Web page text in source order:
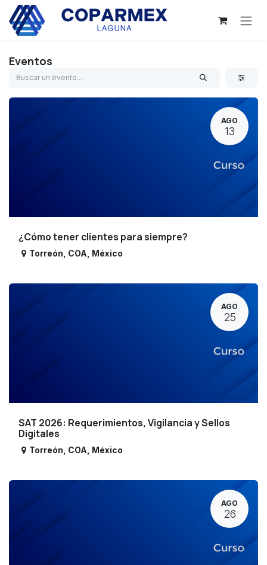
Ir al contenido
Eventos
AGO
13
¿Cómo tener clientes para siempre?
Torreón COA México
AGO
25
SAT 2026: Requerimientos, Vigilancia y Sellos
Digitales
Torreón COA México
AGO
26